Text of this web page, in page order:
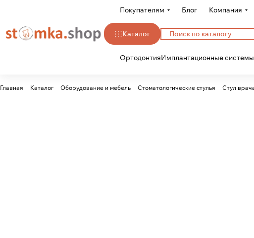
Покупателям Блог Компания
Каталог
ОртодонтияИмплантационные системы
Главная Каталог Оборудование и мебель Стоматологические стулья